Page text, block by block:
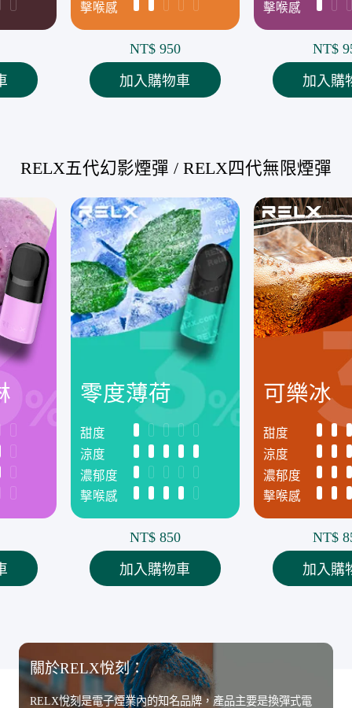
擊喉感
NT$ 950
加入購物車
擊喉感
NT$
加入購
RELX五代幻影煙彈 / RELX四代無限煙彈
零度薄荷
甜度
涼度
濃郁度
擊喉感
NT$ 850
加入購物車
可樂冰
甜度
涼度
濃郁度
擊喉感
NT$
加入購
RELX悅刻電子煙
關於RELX悅刻：
RELX悅刻是電子煙業內的知名品牌，產品主要是換彈式電
RELX悅刻電子煙
關於RELX悅刻：
RELX悅刻是電子煙業內的知名品牌，產品主要是換彈式電